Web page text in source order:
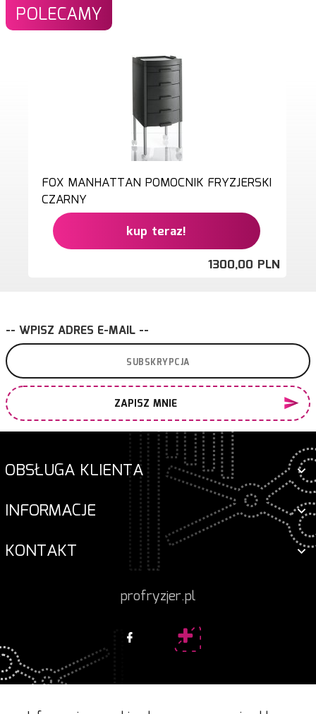
POLECAMY
FOX MANHATTAN POMOCNIK FRYZJERSKI
CZARNY
kup teraz!
1300,00 PLN
-- WPISZ ADRES E-MAIL --
ZAPISZ MNIE
OBSŁUGA KLIENTA
INFORMACJE
KONTAKT
profryzjer.pl